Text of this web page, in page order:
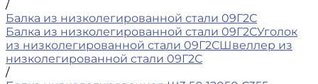
/
Балка из низколегированной стали 09Г2С
Балка из низколегированной стали 09Г2СУголок
из низколегированной стали 09Г2СШвеллер из
низколегированной стали 09Г2С
/